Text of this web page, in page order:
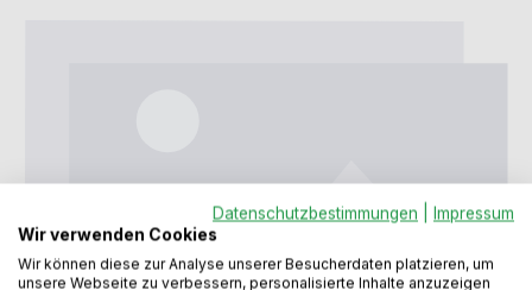
Datenschutzbestimmungen
Impressum
Wir verwenden Cookies
Wir können diese zur Analyse unserer Besucherdaten platzieren, um
unsere Webseite zu verbessern, personalisierte Inhalte anzuzeigen